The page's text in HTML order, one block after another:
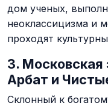
дом ученых,
неоклассицизма и
проходят
3. Московская
Арбат и
Склонный к